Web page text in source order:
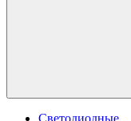
Светодиодные